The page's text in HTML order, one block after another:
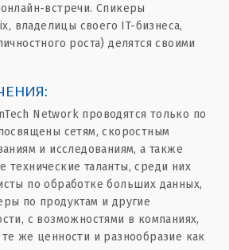
встречи. Cпикеры
владелицы своего IT-бизнеса,
роста) делятся своими
Network проводятся только по
сетям, скоростным
и исследованиям, а также
технические таланты, среди них
по обработке больших данных,
по продуктам и другие
с возможностями в компаниях,
же ценности и разнообразие как